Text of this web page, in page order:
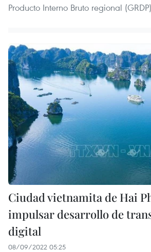
Producto Interno Bruto regional
Ciudad vietnamita de Hai
impulsar desarrollo de
digital
08/09/2022 05:25